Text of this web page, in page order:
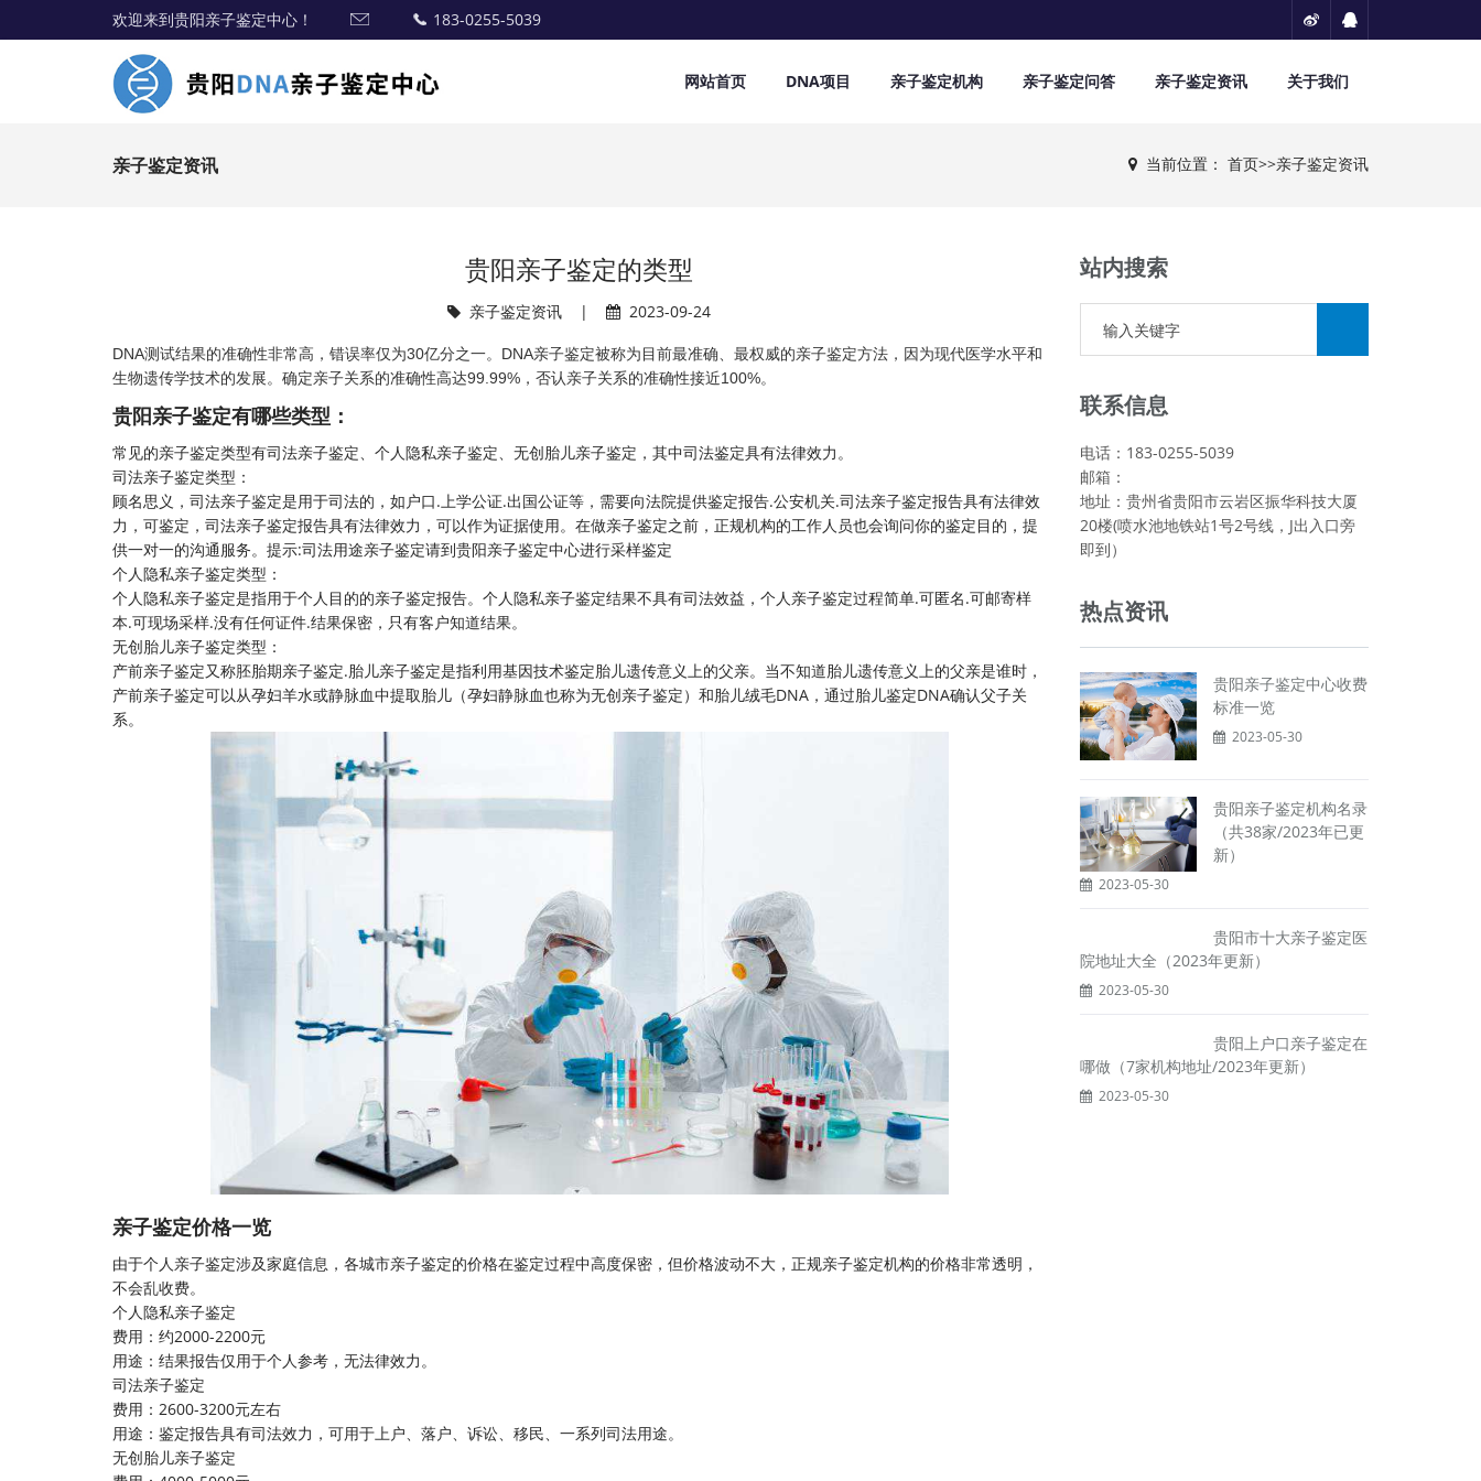
欢迎来到贵阳亲子鉴定中心！ 183-0255-5039
网站首页 DNA项目 亲子鉴定机构 亲子鉴定问答 亲子鉴定资讯 关于我们
亲子鉴定资讯 当前位置： 首页>>亲子鉴定资讯
贵阳亲子鉴定的类型
亲子鉴定资讯 | 2023-09-24
DNA测试结果的准确性非常高，错误率仅为30亿分之一。DNA亲子鉴定被称为目前最准确、最权威的亲子鉴定方法，因为现代医学水平和
生物遗传学技术的发展。确定亲子关系的准确性高达99.99%，否认亲子关系的准确性接近100%。
贵阳亲子鉴定有哪些类型：
常见的亲子鉴定类型有司法亲子鉴定、 个人隐私亲子鉴定、无创胎儿亲子鉴定，其中司法鉴定具有法律效力。
司法亲子鉴定类型：
顾名思义，司法亲子鉴定是用于司法的，如户口.上学公证.出国公证等，需要向法院提供鉴定报告.公安机关.司法亲子鉴定报告具有法律效
力，可鉴定，司法亲子鉴定报告具有法律效力，可以作为证据使用。在做亲子鉴定之前，正规机构的工作人员也会询问你的鉴定目的，提
供一对一的沟通服务。提示:司法用途亲子鉴定请到贵阳亲子鉴定中心进行采样鉴定
个人隐私亲子鉴定类型：
个人隐私亲子鉴定是指用于个人目的的亲子鉴定报告。个人隐私亲子鉴定结果不具有司法效益，个人亲子鉴定过程简单.可匿名.可邮寄样
本.可现场采样.没有任何证件.结果保密，只有客户知道结果。
无创胎儿亲子鉴定类型：
产前亲子鉴定又称胚胎期亲子鉴定.胎儿亲子鉴定是指利用基因技术鉴定胎儿遗传意义上的父亲。当不知道胎儿遗传意义上的父亲是谁时，
产前亲子鉴定可以从孕妇羊水或静脉血中提取胎儿（孕妇静脉血也称为无创亲子鉴定）和胎儿绒毛DNA，通过胎儿鉴定DNA确认父子关
系。
亲子鉴定价格一览
由于个人亲子鉴定涉及家庭信息，各城市亲子鉴定的价格在鉴定过程中高度保密，但价格波动不大，正规亲子鉴定机构的价格非常透明，
不会乱收费。
个人隐私亲子鉴定
费用：约2000-2200元
用途：结果报告仅用于个人参考，无法律效力。
司法亲子鉴定
费用：2600-3200元左右
用途：鉴定报告具有司法效力，可用于上户、落户、诉讼、移民、一系列司法用途。
无创胎儿亲子鉴定
站内搜索
联系信息
电话：183-0255-5039
邮箱：
地址：贵州省贵阳市云岩区振华科技大厦
20楼(喷水池地铁站1号2号线，J出入口旁
即到）
热点资讯
贵阳亲子鉴定中心收费
标准一览
2023-05-30
贵阳亲子鉴定机构名录
（共38家/2023年已更
新）
2023-05-30
贵阳市十大亲子鉴定医
院地址大全（2023年更新）
2023-05-30
贵阳上户口亲子鉴定在
哪做（7家机构地址/2023年更新）
2023-05-30